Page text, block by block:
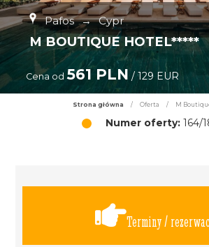
Pafos → Cypr
M BOUTIQUE HOTEL*****
Cena od 561 PLN / 129 EUR
Strona główna / Oferta / M
Numer oferty: 164/
Terminy /